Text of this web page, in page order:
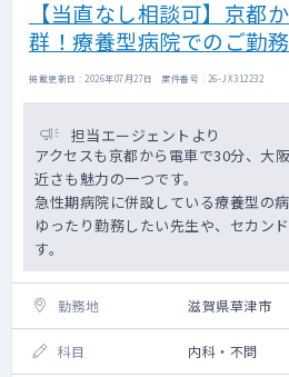
【当直なし相談可】京都
群！療養型病院でのご勤務
掲載更新日 : 2026年07月27日 案件番号 : 26-JX312232
担当エージェントより
アクセスも京都から電車で30分、大
近さも魅力の一つです。
急性期病院に併設している療養型の病
ゆったり勤務したい先生や、セカン
す。
勤務地 滋賀県草津市
科目 内科・不問